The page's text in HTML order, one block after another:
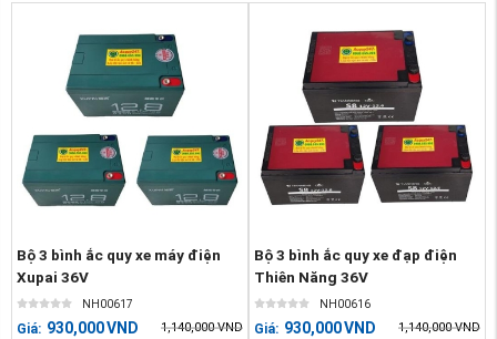
Bộ 3 bình ắc quy xe máy điện
Xupai 36V
NH00617
Giá: 930,000VND 1,140,000 VND
Bộ 3 bình ắc quy xe đạp điện
Thiên Năng 36V
NH00616
Giá: 930,000VND 1,140,000 VND